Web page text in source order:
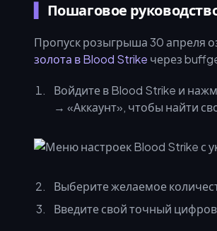
Пошаговое
Пропуск розыгрыша 30 апреля
золота в Blood Strike через
Войдите в Blood Strike и
→ «Аккаунт», чтобы найти
Выберите желаемое
Введите свой точный